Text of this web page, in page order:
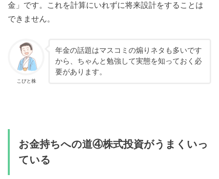
金」です。これを計算にいれずに将来設計をすることは
できません。
こびと株
年金の話題はマスコミの煽りネタも多いです
から、ちゃんと勉強して実態を知っておく必
要があります。
お金持ちへの道④株式投資がうまくいっ
ている